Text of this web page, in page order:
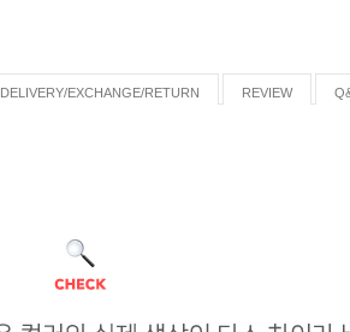
DELIVERY/EXCHANGE/RETURN REVIEW